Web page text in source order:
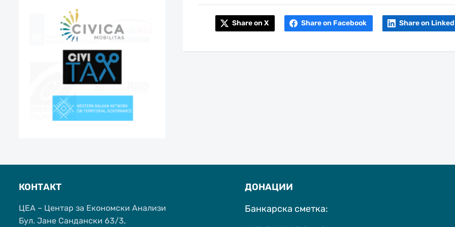
Share on X Share on Facebook Share on
КОНТАКТ
ЦЕА – Центар за Економски Анализи
Бул. Јане Сандански 63/3,
ДОНАЦИИ
Банкарска сметка: